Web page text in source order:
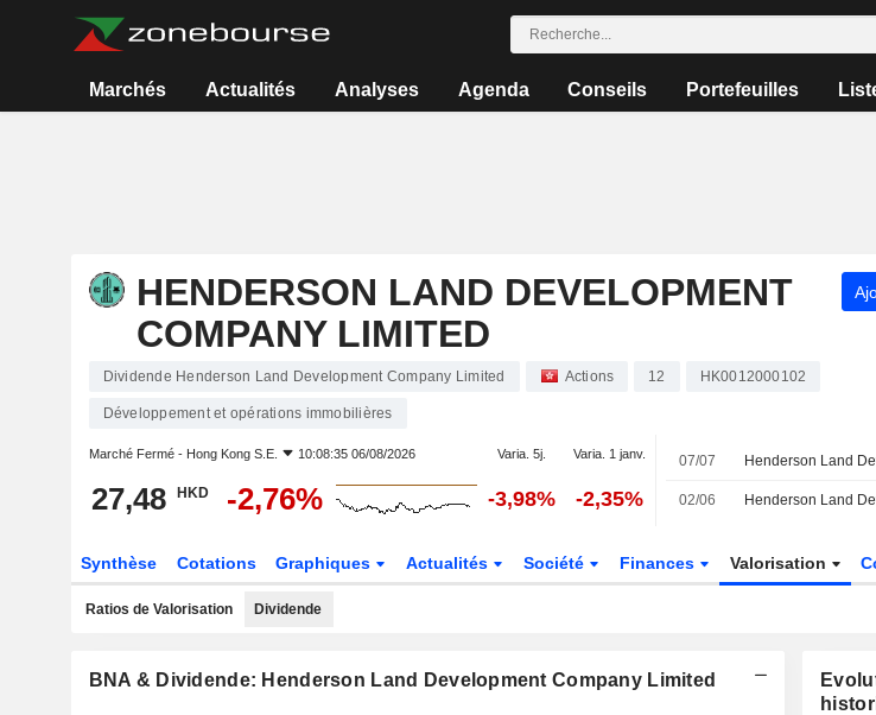
Marchés Actualités Analyses Agenda Conseils Portefeuilles
HENDERSON LAND DEVELOPMENT
COMPANY LIMITED
Dividende Henderson Land Development Company Limited Actions 12 HK0012000102
Développement et opérations immobilières
Marché Fermé - Hong Kong S.E. 10:08:35 06/08/2026 Varia. 5j. Varia. 1 janv.
27,48 HKD -2,76% -3,98% -2,35%
07/07
02/06
Synthèse Cotations Graphiques Actualités Société Finances Valorisation
Ratios de Valorisation Dividende
BNA & Dividende: Henderson Land Development Company Limited